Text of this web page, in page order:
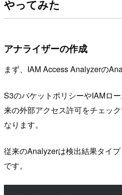
やってみた
アナライザーの作成
まず、IAM Access Analyzerの
S3のバケットポリシーやIAMロ
来の外部アクセス許可をチェッ
なります。
従来のAnalyzerは検出結果タイプ
です。